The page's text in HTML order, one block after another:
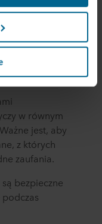
o Twoim
mogą być
się mediami
Nasi partnerzy
informacjami,
lub które
Partner może
krajach trzecich,
a akceptując
takie przesyłanie
w kraju trzecim
na temat celów
gromadzonych
w równym
jest, aby
z których
zaufania.
bezpieczne